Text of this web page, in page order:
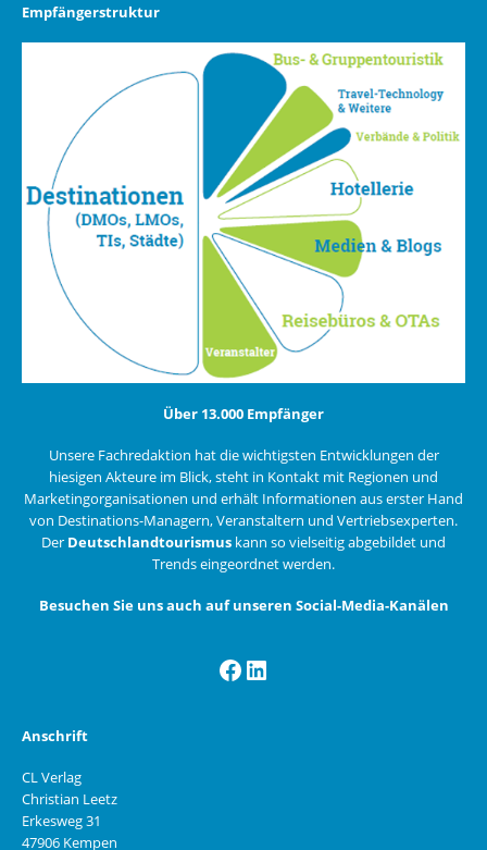
Empfängerstruktur
Über 13.000 Empfänger
Unsere Fachredaktion hat die wichtigsten Entwicklungen der
hiesigen Akteure im Blick, steht in Kontakt mit Regionen und
Marketingorganisationen und erhält Informationen aus erster Hand
von Destinations-Managern, Veranstaltern und Vertriebsexperten.
Der Deutschlandtourismus kann so vielseitig abgebildet und
Trends eingeordnet werden.
Besuchen Sie uns auch auf unseren Social-Media-Kanälen
Facebook
LinkedIn
Anschrift
CL Verlag
Christian Leetz
Erkesweg 31
47906 Kempen